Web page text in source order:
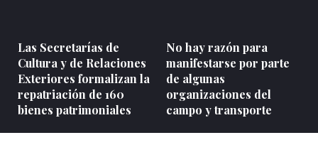
Las Secretarías de
Cultura y de Relaciones
Exteriores formalizan la
repatriación de 160
bienes patrimoniales
No hay razón para
manifestarse por parte
de algunas
organizaciones del
campo y transporte